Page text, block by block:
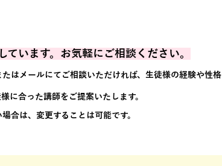
います。お気軽にご相談ください。
はメールにてご相談いただければ、生徒様の経験や性格
に合った講師をご提案いたします。
合は、変更することは可能です。